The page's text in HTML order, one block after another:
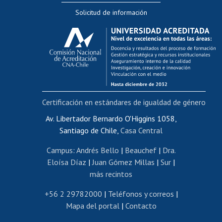
Evaluación docente
Calificación académica
Postulación al AUCAI
Funcionarias/os
Cursos internos de capacitación
Bienestar del personal
Portal de movilidad interna
Certificado de renta
Certificado de renta honorarios
Editar páginas blancas
Extranjeras/os
Revalidación y reconocimiento de títulos
Postulación al Programa de Movilidad Estudiantil
Solicitud de información
Av. Libertador Bernardo O'Higgins 1058,
Santiago de Chile, Casa Central
Campus: Andrés Bello | Beauchef| Dra.
Eloísa Díaz |Juan Gómez Millas | Sur |
más recintos
+56 2 29782000 | Teléfonos y correos |
Mapa del portal| Contacto
Certificación en estándares de igualdad de género